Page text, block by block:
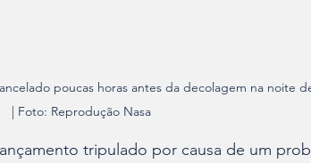
poucas horas antes da decolagem na noite
| Foto: Reprodução Nasa
tripulado por causa de um